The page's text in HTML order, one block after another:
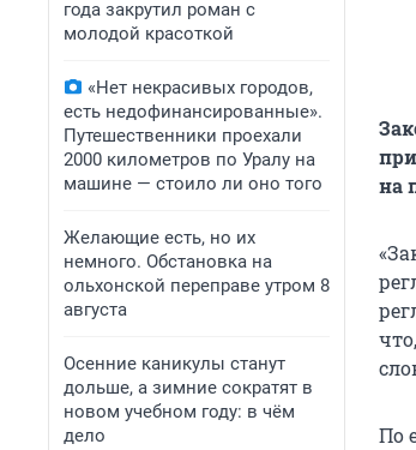
года закрутил роман с
молодой красоткой
«Нет некрасивых городов,
есть недофинансированные».
Путешественники проехали
2000 километров по Уралу на
машине — стоило ли оно того
Желающие есть, но их
немного. Обстановка на
ольхонской переправе утром 8
августа
Осенние каникулы станут
дольше, а зимние сократят в
новом учебном году: в чём
дело
на
По